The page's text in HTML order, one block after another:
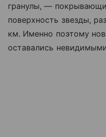
гранулы, —
поверхность звезды,
км. Именно поэтому
оставались